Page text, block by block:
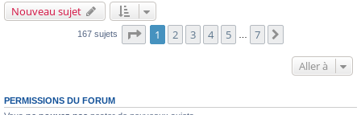
Nouveau sujet
167 sujets Page sur7
1 2 3 4 5 7
Aller à
PERMISSIONS DU FORUM